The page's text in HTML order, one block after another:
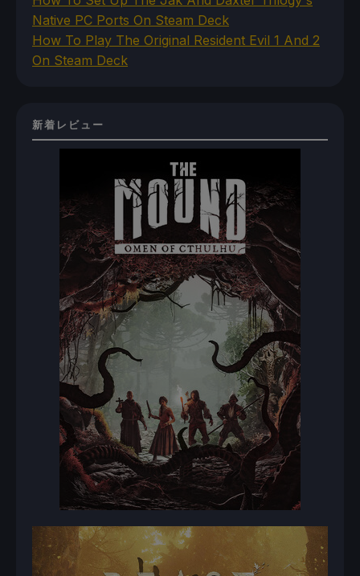
Native PC Ports On Steam Deck
How To Play The Original Resident Evil 1 And 2
On Steam Deck
新着レビュー